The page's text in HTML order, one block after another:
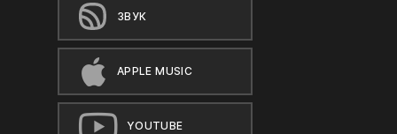
ЗВУК
APPLE MUSIC
YOUTUBE